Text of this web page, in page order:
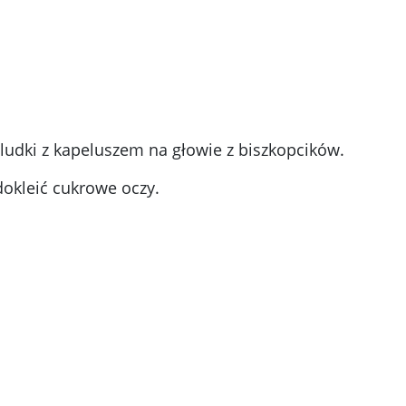
z kapeluszem na głowie z biszkopcików.
cukrowe oczy.